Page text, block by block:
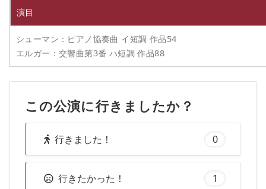
演目
シューマン：ピアノ協奏曲 イ短調 作品54
エルガー：交響曲第3番 ハ短調 作品88
この公演に行きましたか？
行きました！ 0
行きたかった！ 1